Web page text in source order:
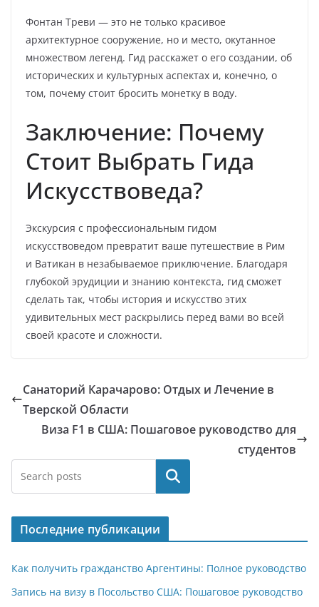
Фонтан Треви — это не только красивое
архитектурное сооружение, но и место, окутанное
множеством легенд. Гид расскажет о его создании, об
исторических и культурных аспектах и, конечно, о
том, почему стоит бросить монетку в воду.
Заключение: Почему
Стоит Выбрать Гида
Искусствоведа?
Экскурсия с профессиональным гидом
искусствоведом превратит ваше путешествие в Рим
и Ватикан в незабываемое приключение. Благодаря
глубокой эрудиции и знанию контекста, гид сможет
сделать так, чтобы история и искусство этих
удивительных мест раскрылись перед вами во всей
своей красоте и сложности.
Санаторий Карачарово: Отдых и Лечение в
Тверской Области
Виза F1 в США: Пошаговое руководство для
студентов
Поиск
Последние публикации
Как получить гражданство Аргентины: Полное руководство
Запись на визу в Посольство США: Пошаговое руководство